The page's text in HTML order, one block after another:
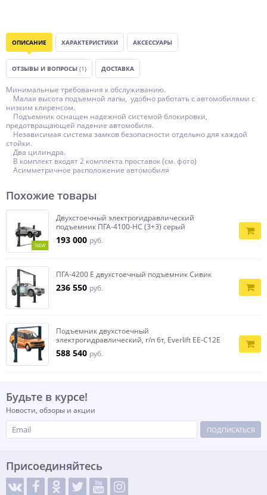
ОПИСАНИЕ ХАРАКТЕРИСТИКИ АКСЕССУАРЫ
ОТЗЫВЫ И ВОПРОСЫ (1) ДОСТАВКА
Минимальные требования к обслуживанию.
Малая высота подъемной лапы, удобно работать с автомобилями с
низким клиренсом.
Подъемник оснащен надежной системой блокировки,
предотвращающей падение автомобиля.
Независимая система замков безопасности отдельно для каждой
стойки.
Два цилиндра.
В комплект входят 2 комплекта проставок (см. фото)
Асимметричное расположение автомобиля
Похожие товары
NEW
Двухстоечный электрогидравлический
подъемник ПГА-4100-НС (3+3) серый
193 000 руб.
ПГА-4200 Е двухстоечный подъемник Сивик
236 550 руб.
Подъемник двухстоечный
электрогидравлический, г/п 6т, Everlift EE‐C12E
588 540 руб.
Будьте в курсе!
Новости, обзоры и акции
ПОДПИСАТЬСЯ
Присоединяйтесь